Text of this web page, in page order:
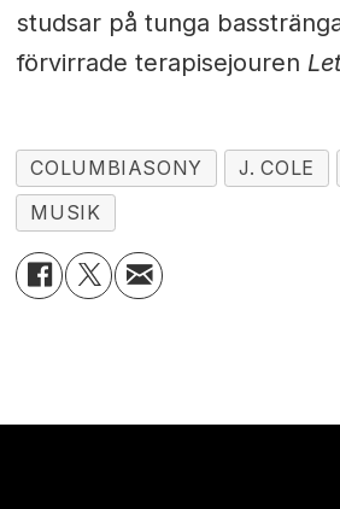
studsar på tunga
förvirrade terapisejouren
COLUMBIASONY J. COLE
MUSIK